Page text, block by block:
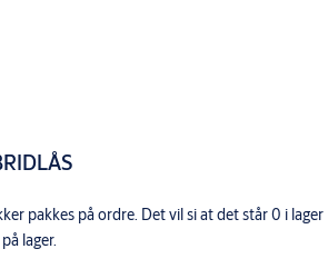
pakkes på ordre. Det vil si at det står 0 i lager
lager.